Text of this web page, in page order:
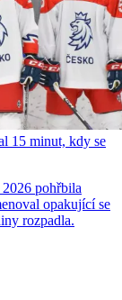
15 minut, kdy se
pohřbila
opakující se
rozpadla.